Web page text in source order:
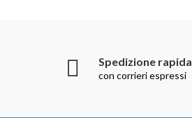
Spedizione rapida
con corrieri espressi